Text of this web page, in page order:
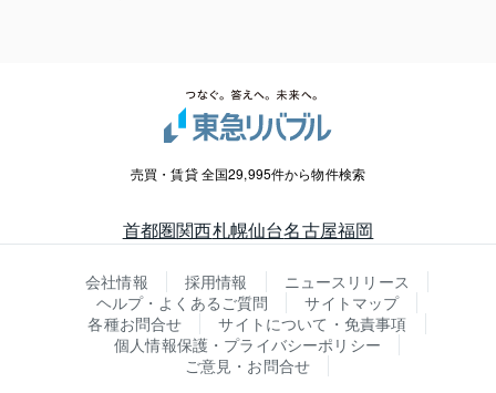
売買・賃貸 全国29,995件から物件検索
首都圏関西札幌仙台名古屋福岡
会社情報 採用情報
ニュースリリース
ヘルプ・よくあるご質問
サイトマップ
各種お問合せ
サイトについて・免責事項
個人情報保護・プライバシーポリシー
ご意見・お問合せ